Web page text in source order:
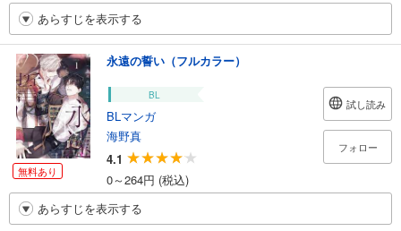
あらすじを表示する
無料あり
永遠の誓い（フルカラー）
BL
BLマンガ
海野真
4.1
0～264円 (税込)
試し読み
フォロー
あらすじを表示する